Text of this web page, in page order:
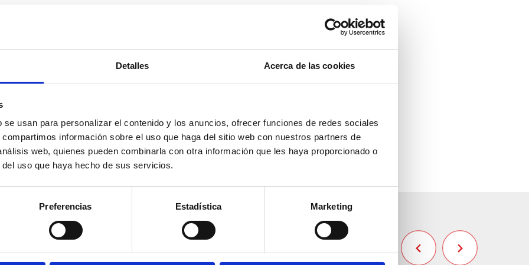
Detalles Acerca de las cookies
usan para personalizar el contenido y los anuncios, ofrecer funciones de redes sociales
información sobre el uso que haga del sitio web con nuestros partners de
web, quienes pueden combinarla con otra información que les haya proporcionado o
uso que haya hecho de sus servicios.
Preferencias Estadística Marketing